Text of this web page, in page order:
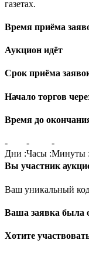
газетах.
Время приёма
Аукцион идёт
Срок приёма
Начало торгов
Время до
-
Дни :
-
Часы :
-
Минуты :
Вы участник
Ваш уникальный
Ваша заявка была
Хотите